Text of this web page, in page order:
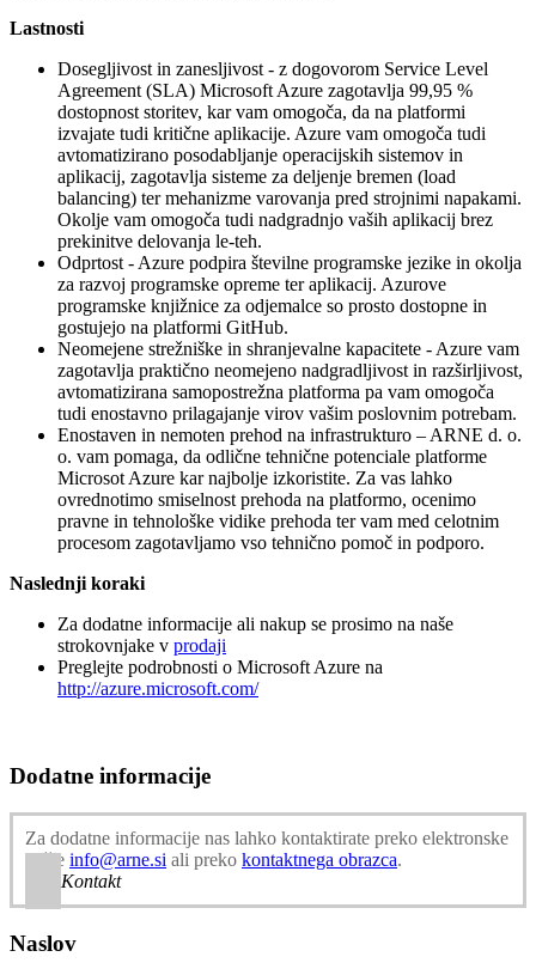
Lastnosti
Dosegljivost in zanesljivost - z dogovorom Service Level
Agreement (SLA) Microsoft Azure zagotavlja 99,95 %
dostopnost storitev, kar vam omogoča, da na platformi
izvajate tudi kritične aplikacije. Azure vam omogoča tudi
avtomatizirano posodabljanje operacijskih sistemov in
aplikacij, zagotavlja sisteme za deljenje bremen (load
balancing) ter mehanizme varovanja pred strojnimi napakami.
Okolje vam omogoča tudi nadgradnjo vaših aplikacij brez
prekinitve delovanja le-teh.
Odprtost - Azure podpira številne programske jezike in okolja
za razvoj programske opreme ter aplikacij. Azurove
programske knjižnice za odjemalce so prosto dostopne in
gostujejo na platformi GitHub.
Neomejene strežniške in shranjevalne kapacitete - Azure vam
zagotavlja praktično neomejeno nadgradljivost in razširljivost,
avtomatizirana samopostrežna platforma pa vam omogoča
tudi enostavno prilagajanje virov vašim poslovnim potrebam.
Enostaven in nemoten prehod na infrastrukturo – ARNE d. o.
o. vam pomaga, da odlične tehnične potenciale platforme
Microsot Azure kar najbolje izkoristite. Za vas lahko
ovrednotimo smiselnost prehoda na platformo, ocenimo
pravne in tehnološke vidike prehoda ter vam med celotnim
procesom zagotavljamo vso tehnično pomoč in podporo.
Naslednji koraki
Za dodatne informacije ali nakup se prosimo na naše
strokovnjake v prodaji
Preglejte podrobnosti o Microsoft Azure na
http://azure.microsoft.com/
Dodatne informacije
Za dodatne informacije nas lahko kontaktirate preko elektronske
pošte info@arne.si ali preko kontaktnega obrazca.
Kontakt
Naslov